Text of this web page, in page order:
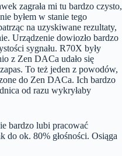
zagrała mi tu bardzo czysto,
byłem w stanie tego
na uzyskiwane rezultaty,
Urządzenie dowiozło bardzo
sygnału. R70X były
z Zen DACa udało się
To też jeden z powodów,
do Zen DACa. Ich bardzo
od razu wykryłaby
bardzo lubi pracować
do ok. 80% głośności. Osiąga